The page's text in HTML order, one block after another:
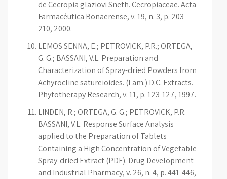
de Cecropia glaziovi Sneth. Cecropiaceae. Acta
Farmacéutica Bonaerense, v. 19, n. 3, p. 203-
210, 2000.
LEMOS SENNA, E.; PETROVICK, P.R.; ORTEGA,
G. G.; BASSANI, V.L. Preparation and
Characterization of Spray-dried Powders from
Achyrocline satureioides. (Lam.) D.C. Extracts.
Phytotherapy Research, v. 11, p. 123-127, 1997.
LINDEN, R.; ORTEGA, G. G.; PETROVICK, P.R.
BASSANI, V.L. Response Surface Analysis
applied to the Preparation of Tablets
Containing a High Concentration of Vegetable
Spray-dried Extract (PDF). Drug Development
and Industrial Pharmacy, v. 26, n. 4, p. 441-446,